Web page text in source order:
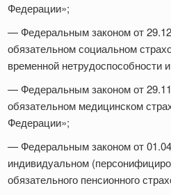
Федерации»;
— Федеральным законом от
обязательном социальном
временной нетрудоспособности
— Федеральным законом от
обязательном медицинском
Федерации»;
— Федеральным законом от
индивидуальном
обязательного пенсионного